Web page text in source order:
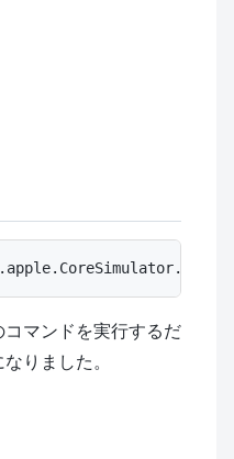
マンドを実行するだ
りました。